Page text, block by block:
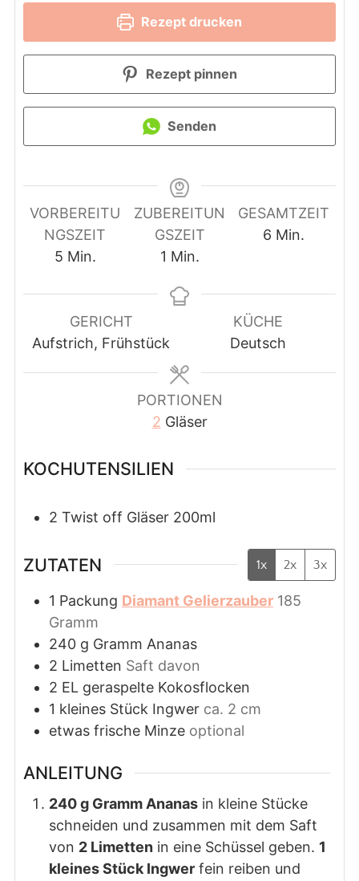
Rezept drucken
Rezept pinnen
Senden
VORBEREITU
NGSZEIT
5Minuten
Min.
ZUBEREITUN
GSZEIT
1 minute
Min.
GESAMTZEIT
6 Minuten
Min.
GERICHT
Aufstrich, Frühstück
KÜCHE
Deutsch
PORTIONEN
2 Gläser
KOCHUTENSILIEN
2 Twist off Gläser 200ml
ZUTATEN 1x 2x 3x
1 Packung Diamant Gelierzauber 185
Gramm
240 g Gramm Ananas
2 Limetten Saft davon
2 EL geraspelte Kokosflocken
1 kleines Stück Ingwer ca. 2 cm
etwas frische Minze optional
ANLEITUNG
240 g Gramm Ananasin kleine Stücke
schneiden und zusammen mit dem Saft
von 2 Limettenin eine Schüssel geben. 1
kleines Stück Ingwerfein reiben und